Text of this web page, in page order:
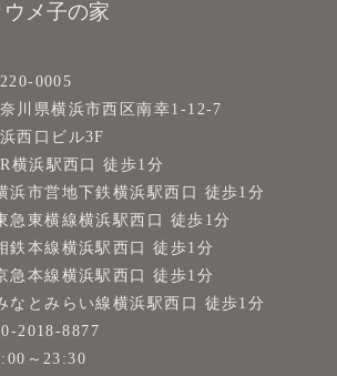
メ子の家
0005
川県横浜市西区南幸1-12-7
西口ビル3F
横浜駅西口 徒歩1分
浜市営地下鉄横浜駅西口 徒歩1分
急東横線横浜駅西口 徒歩1分
鉄本線横浜駅西口 徒歩1分
急本線横浜駅西口 徒歩1分
なとみらい線横浜駅西口 徒歩1分
2018-8877
～23:30